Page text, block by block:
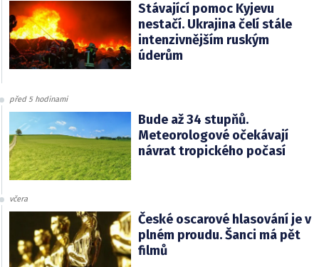
Stávající pomoc Kyjevu
nestačí. Ukrajina čelí stále
intenzivnějším ruským
úderům
před 5 hodinami
Bude až 34 stupňů.
Meteorologové očekávají
návrat tropického počasí
včera
České oscarové hlasování je v
plném proudu. Šanci má pět
filmů